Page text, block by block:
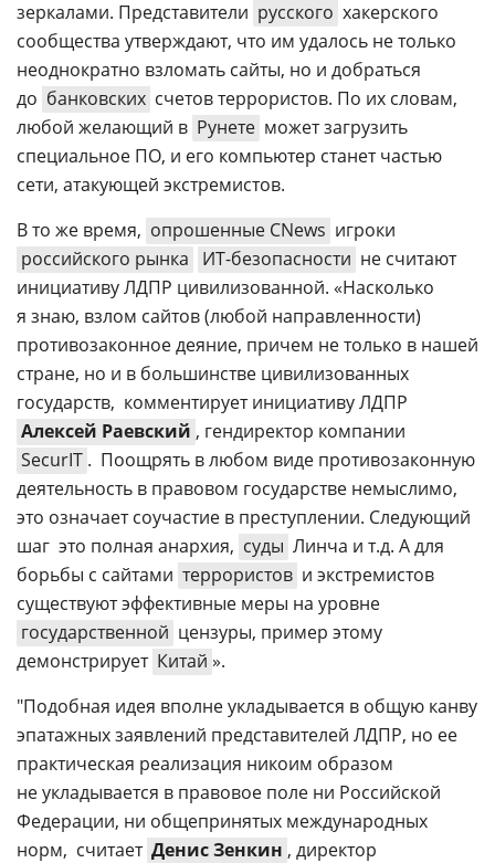
зеркалами. Представители русского хакерского
сообщества утверждают, что им удалось не только
неоднократно взломать сайты, но и добраться
до банковских счетов террористов. По их словам,
любой желающий в Рунете может загрузить
специальное ПО, и его компьютер станет частью
сети, атакующей экстремистов.
В то же время, опрошенные CNews игроки
российского рынка
ИТ-безопасности не считают
инициативу ЛДПР цивилизованной. «Насколько
я знаю, взлом сайтов (любой направленности) 
противозаконное деяние, причем не только в нашей
стране, но и в большинстве цивилизованных
государств,  комментирует инициативу ЛДПР
Алексей Раевский , гендиректор компании
SecurIT .  Поощрять в любом виде противозаконную
деятельность в правовом государстве немыслимо,
это означает соучастие в преступлении. Следующий
шаг  это полная анархия, суды Линча и т.д. А для
борьбы с сайтами террористов и экстремистов
существуют эффективные меры на уровне
государственной цензуры, пример этому
демонстрирует Китай ».
"Подобная идея вполне укладывается в общую канву
эпатажных заявлений представителей ЛДПР, но ее
практическая реализация никоим образом
не укладывается в правовое поле ни Российской
Федерации, ни общепринятых международных
норм,  считает Денис Зенкин , директор